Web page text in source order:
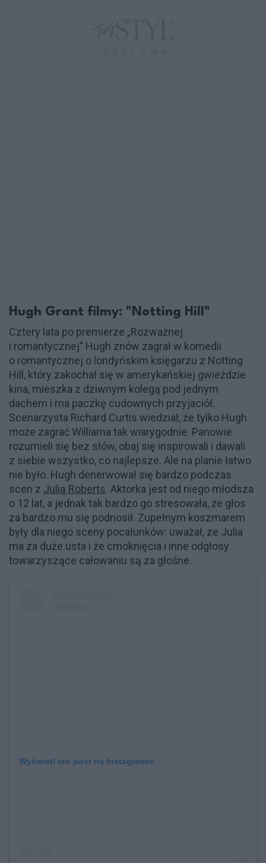
Hugh Grant filmy: "Notting Hill"
Cztery lata po premierze „Rozważnej
i romantycznej” Hugh znów zagrał w komedii
o romantycznej o londyńskim księgarzu z Notting
Hill, który zakochał się w amerykańskiej gwieździe
kina, mieszka z dziwnym kolegą pod jednym
dachem i ma paczkę cudownych przyjaciół.
Scenarzysta Richard Curtis wiedział, że tylko Hugh
może zagrać Williama tak wiarygodnie. Panowie
rozumieli się bez słów, obaj się inspirowali i dawali
z siebie wszystko, co najlepsze. Ale na planie łatwo
nie było. Hugh denerwował się bardzo podczas
scen z Julią Roberts. Aktorka jest od niego młodsza
o 12 lat, a jednak tak bardzo go stresowała, że głos
za bardzo mu się podnosił. Zupełnym koszmarem
były dla niego sceny pocałunków: uważał, ze Julia
ma za duże usta i że cmoknięcia i inne odgłosy
towarzyszące całowaniu są za głośne.
Wyświetl ten post na Instagramie.